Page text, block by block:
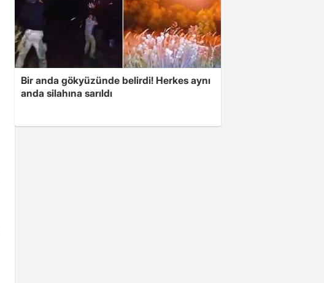
Bir anda gökyüzünde belirdi! Herkes aynı
anda silahına sarıldı